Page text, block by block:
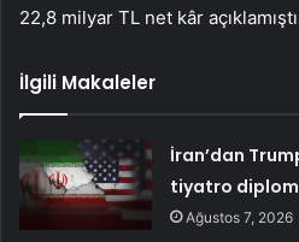
22,8 milyar TL net kâr
İlgili Makaleler
İran’dan
tiyatro
Ağustos 7, 2026